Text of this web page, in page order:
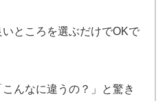
ところを選ぶだけでOKで
んなに違うの？」と驚き